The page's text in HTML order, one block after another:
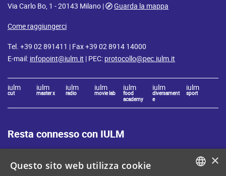
Via Carlo Bo, 1 - 20143 Milano |
Guarda la mappa
Come raggiungerci
Tel. +39 02 891411 | Fax +39 02 8914 14000
E-mail: infopoint@iulm.it | PEC: protocollo@pec.iulm.it
iulm
cut
iulm
master x
iulm
radio
iulm
movie lab
iulm
food
academy
iulm
diversament
e
iulm
sport
Resta connesso con IULM
×
Questo sito web utilizza cookie